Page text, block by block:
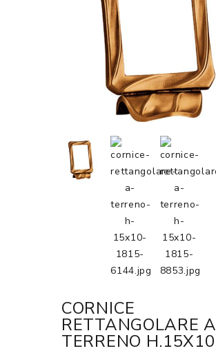
CORNICE
RETTANGOLARE A
TERRENO H.15X10